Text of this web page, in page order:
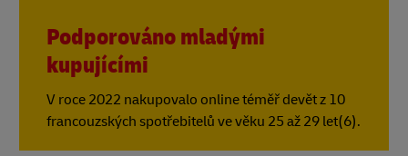
Podporováno mladými
kupujícími
V roce 2022 nakupovalo online téměř devět z 10
francouzských spotřebitelů ve věku 25 až 29 let(6).